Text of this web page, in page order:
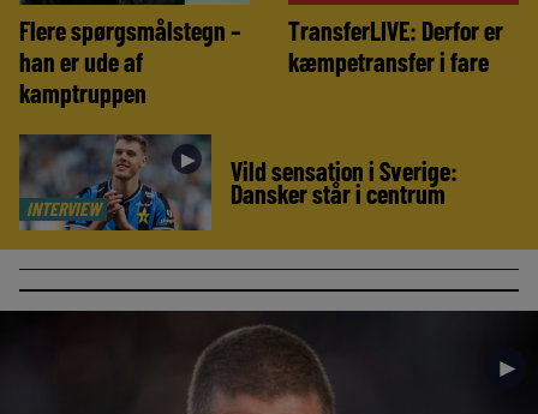
Flere spørgsmålstegn –
han er ude af
kamptruppen
TransferLIVE: Derfor er
kæmpetransfer i fare
INTERVIEW
► Vild sensation i Sverige:
Dansker står i centrum
►